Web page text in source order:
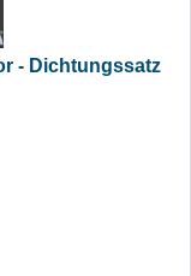
- Dichtungssatz